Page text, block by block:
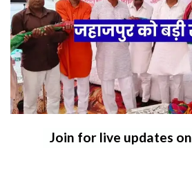
Join for live updates on